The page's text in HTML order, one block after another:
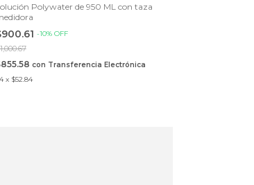
Polywater de 950 ML con taza
-10% OFF
con Transferencia Electrónica
x $52.84